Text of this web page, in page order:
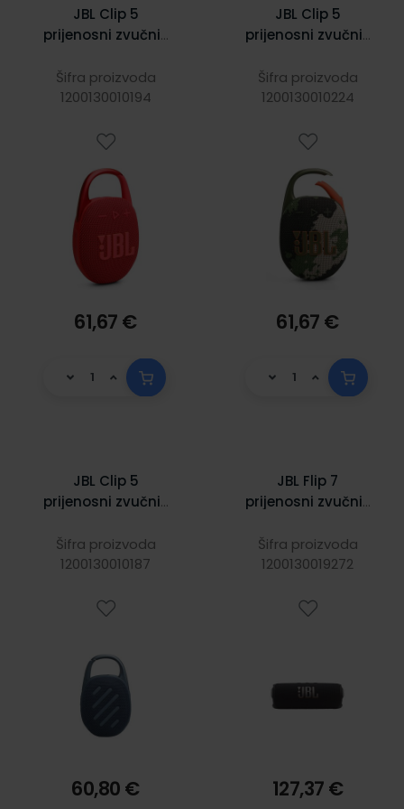
JBL Clip 5
prijenosni zvučnik
vodootporan
IP67, crveni
Šifra proizvoda
1200130010194
61,67 €
JBL Clip 5
prijenosni zvučnik
vodootporan
IP67, maskirni
Šifra proizvoda
1200130010224
61,67 €
JBL Clip 5
prijenosni zvučnik
vodootporan
IP67, plavi
Šifra proizvoda
1200130010187
60,80 €
JBL Flip 7
prijenosni zvučnik
vodootporan IP68
do 16h slušanja, AI
45W, Auracast,
Šifra proizvoda
1200130019272
127,37 €